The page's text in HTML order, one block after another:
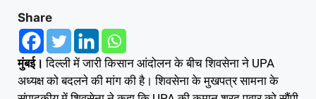
Share
मुंबई। दिल्ली में जारी किसान आंदोलन के बीच शिवसेना ने UPA
अध्यक्ष को बदलने की मांग की है। शिवसेना के मुखपत्र सामना के